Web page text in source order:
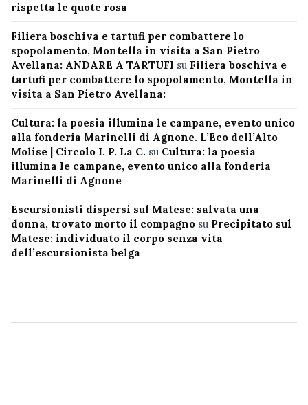
rispetta le quote rosa
Filiera boschiva e tartufi per combattere lo
spopolamento, Montella in visita a San Pietro
Avellana: ANDARE A TARTUFI su Filiera boschiva e
tartufi per combattere lo spopolamento, Montella in
visita a San Pietro Avellana:
Cultura: la poesia illumina le campane, evento unico
alla fonderia Marinelli di Agnone. L’Eco dell’Alto
Molise | Circolo I. P. La C. su Cultura: la poesia
illumina le campane, evento unico alla fonderia
Marinelli di Agnone
Escursionisti dispersi sul Matese: salvata una
donna, trovato morto il compagno su Precipitato sul
Matese: individuato il corpo senza vita
dell’escursionista belga